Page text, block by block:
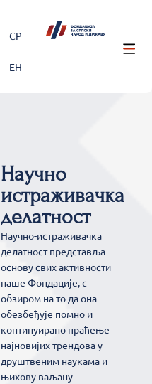
СР
ЕН
Научно
истраживачка
делатност
Научно-истраживачка
делатност представља
основу свих активности
наше Фондације, с
обзиром на то да она
обезбеђује помно и
континуирано праћење
најновијих трендова у
друштвеним наукама и
њихову ваљану